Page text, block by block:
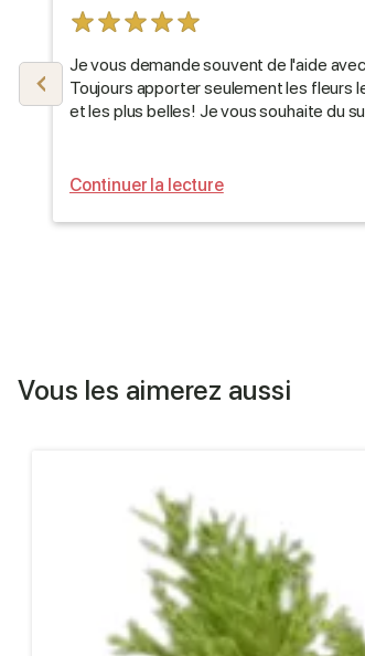
Je vous demande souvent de l'aide
Toujours apporter seulement les fleurs
et les plus belles! Je vous souhaite du
Continuer la lecture
Vous les aimerez aussi